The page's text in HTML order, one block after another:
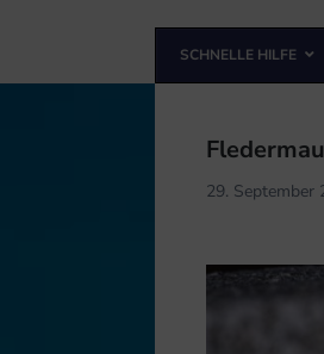
SCHNELLE HILFE
29. September